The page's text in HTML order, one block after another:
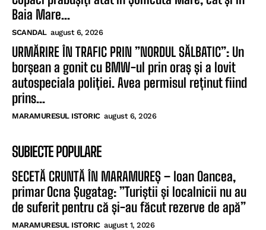
Baia Mare...
SCANDAL august 6, 2026
URMĂRIRE ÎN TRAFIC PRIN ”NORDUL SĂLBATIC”: Un
borșean a gonit cu BMW-ul prin oraș și a lovit
autospeciala poliției. Avea permisul reținut fiind
prins...
MARAMURESUL ISTORIC august 6, 2026
SUBIECTE POPULARE
SECETĂ CRUNTĂ ÎN MARAMUREȘ – Ioan Oancea,
primar Ocna Șugatag: ”Turiștii și localnicii nu au
de suferit pentru că și-au făcut rezerve de apă”
MARAMURESUL ISTORIC august 1, 2026